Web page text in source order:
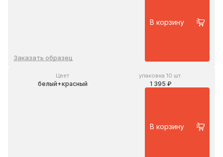
Заказать образец
В корзину
Цвет
белый+красный
упаковка 10 шт.
1 395 ₽
В корзину